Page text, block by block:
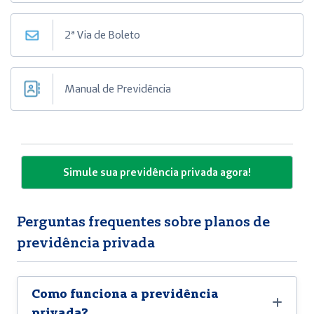
2ª Via de Boleto
Manual de Previdência
Simule sua previdência privada agora!
Perguntas frequentes sobre planos de
previdência privada
Como funciona a previdência